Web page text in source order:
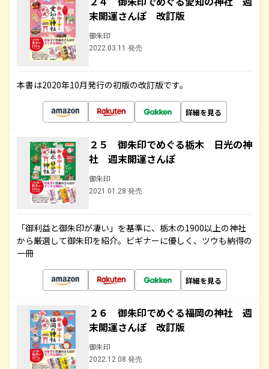
末開運さんぽ 改訂版
御朱印
2022.03.11 発売
本書は2020年10月発行の初版の改訂版です。
詳細を見る
２５ 御朱印でめぐる栃木 日光の神
社 週末開運さんぽ
御朱印
2021.01.28 発売
「御利益と御朱印が凄い」を基準に、栃木の1900以上の神社
から厳選して御朱印を紹介。ビギナーに優しく、ツウも納得の
一冊
詳細を見る
２６ 御朱印でめぐる福岡の神社 週
末開運さんぽ 改訂版
御朱印
2022.12.08 発売